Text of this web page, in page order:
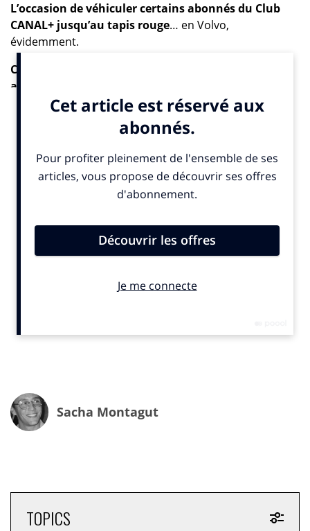
L’occasion de véhiculer certains abonnés du Club
CANAL+ jusqu’au tapis rouge… en Volvo,
évidemment.
Clou du dispositif : une interview exclusive des
acteurs Pauline Etienne et Carl Malapa
Volvo EX90, diffusée dès le 20 octobre sur les réseaux
Sacha Montagut
TOPICS